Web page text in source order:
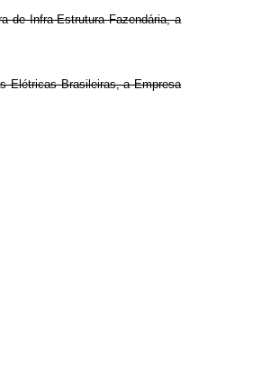
de Infra-Estrutura Fazendária, a
Elétricas Brasileiras, a Empresa